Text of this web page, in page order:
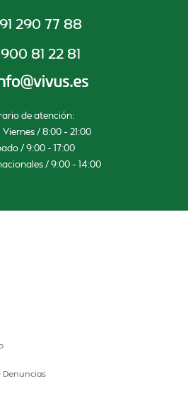
91 290 77 88
900 81 22 81
de atención:
Viernes / 8:00 – 21:00
/ 9:00 – 17:00
/ 9:00 – 14:00
Denuncias